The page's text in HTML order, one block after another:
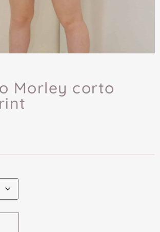
Morley corto